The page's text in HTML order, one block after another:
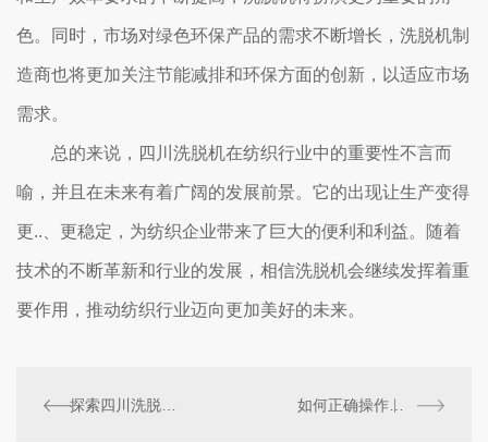
色。同时，市场对绿色环保产品的需求不断增长，洗脱机制
造商也将更加关注节能减排和环保方面的创新，以适应市场
需求。
总的来说，四川洗脱机在纺织行业中的重要性不言而
喻，并且在未来有着广阔的发展前景。它的出现让生产变得
更..、更稳定，为纺织企业带来了巨大的便利和利益。随着
技术的不断革新和行业的发展，相信洗脱机会继续发挥着重
要作用，推动纺织行业迈向更加美好的未来。
探索四川洗脱机技术创新对环保的积极影响 如何正确操作四川洗脱机以提..率？